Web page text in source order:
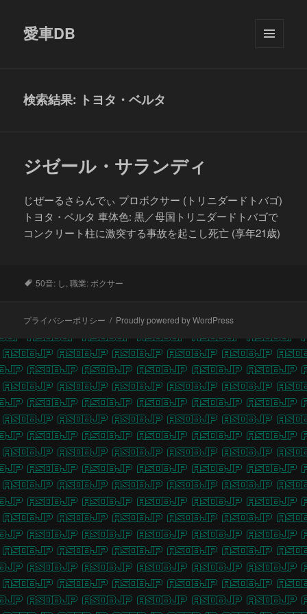
愛車DB
検索結果: トヨタ・ベルタ
ジゼール・サランディ
じぜーるさらんでぃ プロボクサー (トリニダードトバゴ)
トヨタ・ベルタ 車体色: 黒／母国トリニダードトバゴで
コンクリート柱に激突する事故を起こし死亡 (享年21歳)
タ
50音: し,職業: ボクサー
プライバシーポリシー Proudly powered by WordPress